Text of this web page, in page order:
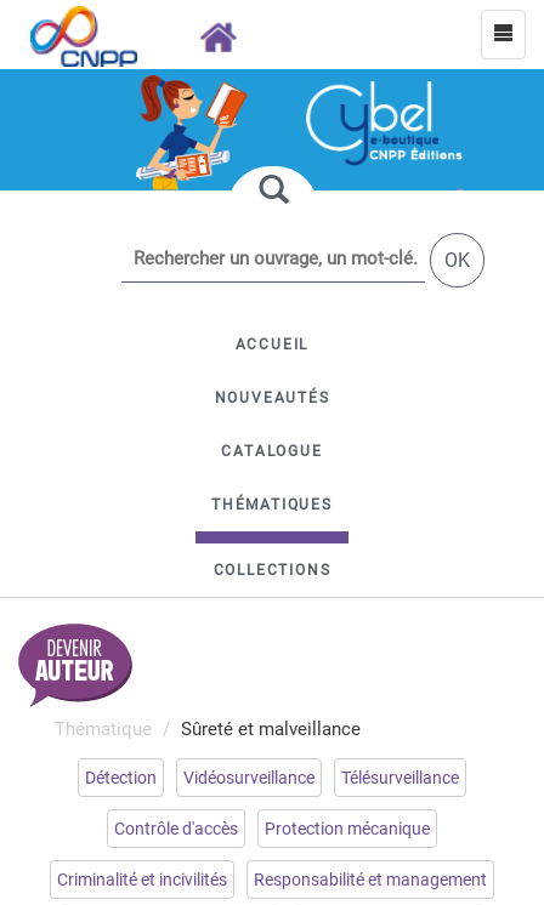
OK
ACCUEIL
NOUVEAUTÉS
CATALOGUE
THÉMATIQUES
COLLECTIONS
Thématique Sûreté et malveillance
Détection Vidéosurveillance Télésurveillance
Contrôle d'accès Protection mécanique
Criminalité et incivilités Responsabilité et management